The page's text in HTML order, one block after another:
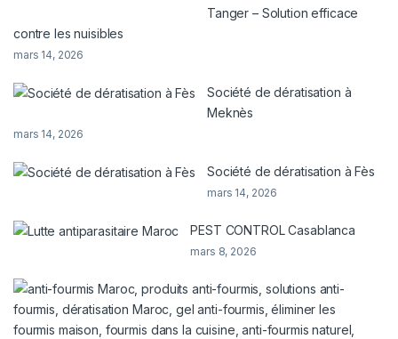
Tanger – Solution efficace
contre les nuisibles
mars 14, 2026
Société de dératisation à
Meknès
mars 14, 2026
Société de dératisation à Fès
mars 14, 2026
PEST CONTROL Casablanca
mars 8, 2026